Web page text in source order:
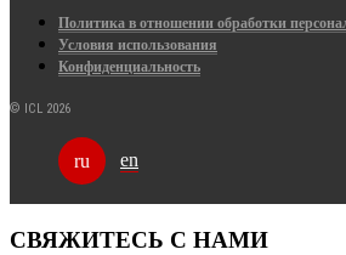
Политика в отношении обработки
Условия использования
Конфиденциальность
© ICL 2026
ru en
СВЯЖИТЕСЬ С НАМИ